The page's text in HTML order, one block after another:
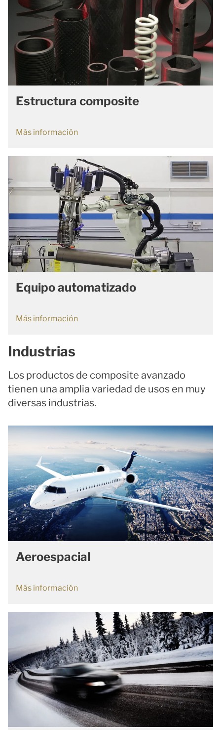
Estructura composite
Más información
Equipo automatizado
Más información
Industrias
Los productos de composite avanzado
tienen una amplia variedad de usos en muy
diversas industrias.
Aeroespacial
Más información